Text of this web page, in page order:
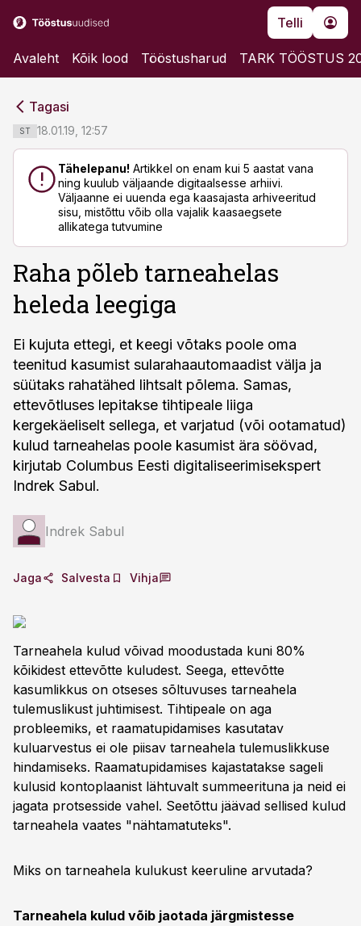
Telli
Avaleht Kõik lood Tööstusharud TARK TÖÖSTUS
Tagasi
ST 18.01.19, 12:57
Tähelepanu! Artikkel on enam kui 5 aastat vana
ning kuulub väljaande digitaalsesse arhiivi.
Väljaanne ei uuenda ega kaasajasta arhiveeritud
sisu, mistõttu võib olla vajalik kaasaegsete
allikatega tutvumine
Raha põleb tarneahelas
heleda leegiga
Ei kujuta ettegi, et keegi võtaks poole oma
teenitud kasumist sularahaautomaadist välja ja
süütaks rahatähed lihtsalt põlema. Samas,
ettevõtluses lepitakse tihtipeale liiga
kergekäeliselt sellega, et varjatud (või ootamatud)
kulud tarneahelas poole kasumist ära söövad,
kirjutab Columbus Eesti digitaliseerimisekspert
Indrek Sabul.
Indrek Sabul
Jaga Salvesta Vihja
Tarneahela kulud võivad moodustada kuni 80%
kõikidest ettevõtte kuludest. Seega, ettevõtte
kasumlikkus on otseses sõltuvuses tarneahela
tulemuslikust juhtimisest. Tihtipeale on aga
probleemiks, et raamatupidamises kasutatav
kuluarvestus ei ole piisav tarneahela tulemuslikkuse
hindamiseks. Raamatupidamises kajastatakse sageli
kulusid kontoplaanist lähtuvalt summeerituna ja neid ei
jagata protsesside vahel. Seetõttu jäävad sellised kulud
tarneahela vaates "nähtamatuteks".
Miks on tarneahela kulukust keeruline arvutada?
Tarneahela kulud võib jaotada järgmistesse